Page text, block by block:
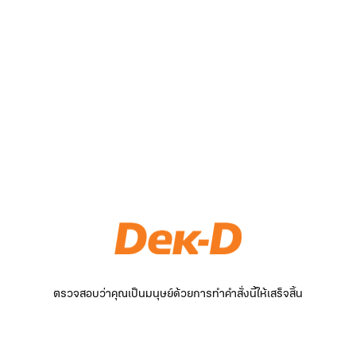
ตรวจสอบว่าคุณเป็นมนุษย์ด้วยการทำคำสั่งนี้ให้เสร็จสิ้น